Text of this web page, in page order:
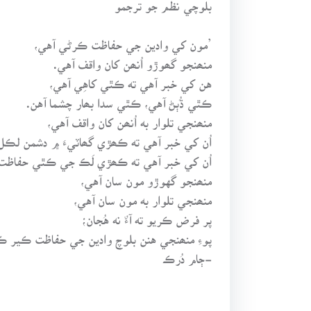
’مون کي وادين جي حفاظت ڪرڻي آهي،
منھنجو گھوڙو اُنھن کان واقف آهي.
هن کي خبر آهي ته ڪٿي کاهِي آهي،
ڪٿي ڌُٻڻ آهي، ڪٿي سدا بھار چشما آهن.
منھنجي تلوار به اُنھن کان واقف آهي،
اُن کي خبر آهي ته ڪھڙي گھاٽيءَ ۾ دشمن لڪل
اُن کي خبر آهي ته ڪھڙي لَڪ جي ڪٿي
منھنجو گهوڙو مون سان آهي،
منھنجي تلوار به مون سان آهي،
پر فرض ڪريو ته آءٌ نه هُجان؛
پوءِ منھنجي هنن بلوچ وادين جي حفاظت ڪير
-ڄام دُرڪ